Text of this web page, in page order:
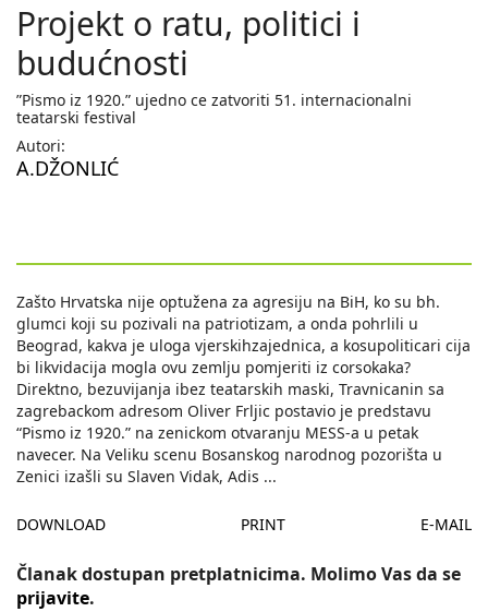
Projekt o ratu, politici i
budućnosti
”Pismo iz 1920.” ujedno ce zatvoriti 51. internacionalni
teatarski festival
Autori:
A.DŽONLIĆ
Zašto Hrvatska nije optužena za agresiju na BiH, ko su bh.
glumci koji su pozivali na patriotizam, a onda pohrlili u
Beograd, kakva je uloga vjerskihzajednica, a kosupoliticari cija
bi likvidacija mogla ovu zemlju pomjeriti iz corsokaka?
Direktno, bezuvijanja ibez teatarskih maski, Travnicanin sa
zagrebackom adresom Oliver Frljic postavio je predstavu
“Pismo iz 1920.” na zenickom otvaranju MESS-a u petak
navecer. Na Veliku scenu Bosanskog narodnog pozorišta u
Zenici izašli su Slaven Vidak, Adis ...
DOWNLOAD PRINT E-MAIL
Članak dostupan pretplatnicima. Molimo Vas da se
prijavite.